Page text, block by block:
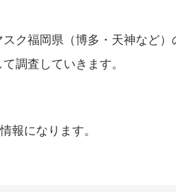
ク福岡県（博多・天神など
調査していきます。
報になります。